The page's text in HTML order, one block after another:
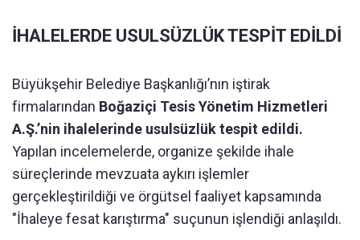
İHALELERDE USULSÜZLÜK TESPİT EDİLDİ
Büyükşehir Belediye Başkanlığı’nın iştirak
firmalarından Boğaziçi Tesis Yönetim Hizmetleri
A.Ş.’nin ihalelerinde usulsüzlük tespit edildi.
Yapılan incelemelerde, organize şekilde ihale
süreçlerinde mevzuata aykırı işlemler
gerçekleştirildiği ve örgütsel faaliyet kapsamında
"İhaleye fesat karıştırma" suçunun işlendiği anlaşıldı.